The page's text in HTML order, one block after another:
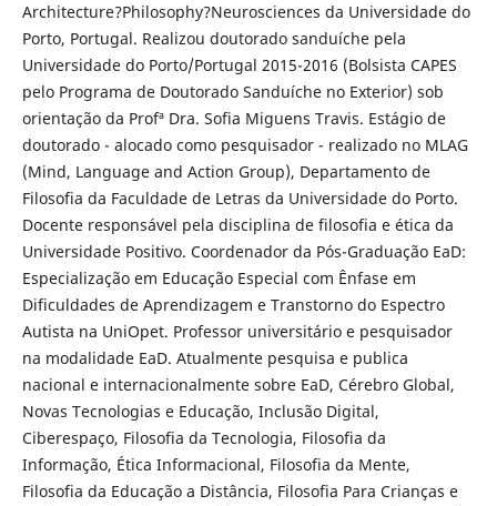
Architecture?Philosophy?Neurosciences da Universidade do
Porto, Portugal. Realizou doutorado sanduíche pela
Universidade do Porto/Portugal 2015-2016 (Bolsista CAPES
pelo Programa de Doutorado Sanduíche no Exterior) sob
orientação da Profª Dra. Sofia Miguens Travis. Estágio de
doutorado - alocado como pesquisador - realizado no MLAG
(Mind, Language and Action Group), Departamento de
Filosofia da Faculdade de Letras da Universidade do Porto.
Docente responsável pela disciplina de filosofia e ética da
Universidade Positivo. Coordenador da Pós-Graduação EaD:
Especialização em Educação Especial com Ênfase em
Dificuldades de Aprendizagem e Transtorno do Espectro
Autista na UniOpet. Professor universitário e pesquisador
na modalidade EaD. Atualmente pesquisa e publica
nacional e internacionalmente sobre EaD, Cérebro Global,
Novas Tecnologias e Educação, Inclusão Digital,
Ciberespaço, Filosofia da Tecnologia, Filosofia da
Informação, Ética Informacional, Filosofia da Mente,
Filosofia da Educação a Distância, Filosofia Para Crianças e